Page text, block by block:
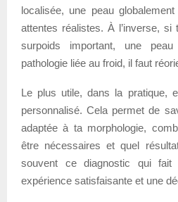
localisée, une peau
attentes réalistes. À l’inverse,
surpoids important, une
pathologie liée au froid, il faut
Le plus utile, dans la pratique,
personnalisé. Cela permet de
adaptée à ta morphologie,
être nécessaires et quel
souvent ce diagnostic qui fait
expérience satisfaisante et une